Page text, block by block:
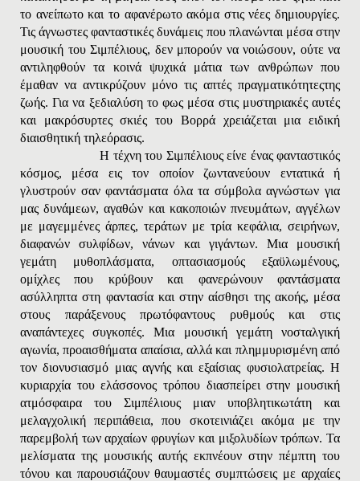
το ανείπωτο και το αφανέρωτο ακόμα στις νέες δημιουργίες.
Τις άγνωστες φανταστικές δυνάμεις που πλανώνται μέσα στην
μουσική του Σιμπέλιους, δεν μπορούν να νοιώσουν, ούτε να
αντιληφθούν τα κοινά ψυχικά μάτια των ανθρώπων που
έμαθαν να αντικρύζουν μόνο τις απτές πραγματικότητεςτης
ζωής. Για να ξεδιαλύση το φως μέσα στις μυστηριακές αυτές
και μακρόσυρτες σκιές του Bορρά χρειάζεται μια ειδική
διαισθητική τηλεόρασις.
Η τέχνη του Σιμπέλιους είνε ένας φανταστικός
κόσμος, μέσα εις τον οποίον ζωντανεύουν εντατικά ή
γλυστρούν σαν φαντάσματα όλα τα σύμβολα αγνώστων για
μας δυνάμεων, αγαθών και κακοποιών πνευμάτων, αγγέλων
με μαγεμμένες άρπες, τεράτων με τρία κεφάλια, σειρήνων,
διαφανών συλφίδων, νάνων και γιγάντων. Μια μουσική
γεμάτη μυθοπλάσματα, οπτασιασμούς εξαϋλωμένους,
ομίχλες που κρύβουν και φανερώνουν φαντάσματα
ασύλληπτα στη φαντασία και στην αίσθησι της ακοής, μέσα
στους παράξενους πρωτόφαντους ρυθμούς και στις
αναπάντεχες συγκοπές. Μια μουσική γεμάτη νοσταλγική
αγωνία, προαισθήματα απαίσια, αλλά και πλημμυρισμένη από
τον διονυσιασμό μιας αγνής και εξαίσιας φυσιολατρείας. Η
κυριαρχία του ελάσσονος τρόπου διασπείρει στην μουσική
ατμόσφαιρα του Σιμπέλιους μιαν υποβλητικωτάτη και
μελαγχολική περιπάθεια, που σκοτεινιάζει ακόμα με την
παρεμβολή των αρχαίων φρυγίων και μιξολυδίων τρόπων. Τα
μελίσματα της μουσικής αυτής εκπνέουν στην πέμπτη του
τόνου και παρουσιάζουν θαυμαστές συμπτώσεις με αρχαίες